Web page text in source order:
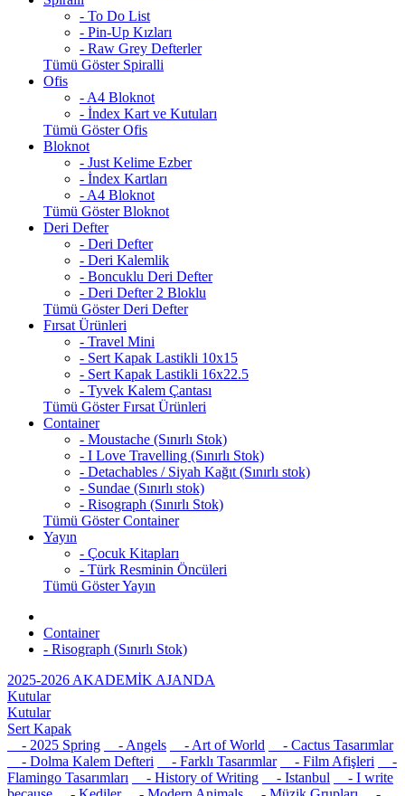
- To Do List
- Pin-Up Kızları
- Raw Grey Defterler
Tümü Göster Spiralli
Ofis
- A4 Bloknot
- İndex Kart ve Kutuları
Tümü Göster Ofis
Bloknot
- Just Kelime Ezber
- İndex Kartları
- A4 Bloknot
Tümü Göster Bloknot
Deri Defter
- Deri Defter
- Deri Kalemlik
- Boncuklu Deri Defter
- Deri Defter 2 Bloklu
Tümü Göster Deri Defter
Fırsat Ürünleri
- Travel Mini
- Sert Kapak Lastikli 10x15
- Sert Kapak Lastikli 16x22.5
- Tyvek Kalem Çantası
Tümü Göster Fırsat Ürünleri
Container
- Moustache (Sınırlı Stok)
- I Love Travelling (Sınırlı Stok)
- Detachables / Siyah Kağıt (Sınırlı stok)
- Sundae (Sınırlı stok)
- Risograph (Sınırlı Stok)
Tümü Göster Container
Yayın
- Çocuk Kitapları
- Türk Resminin Öncüleri
Tümü Göster Yayın
Container
- Risograph (Sınırlı Stok)
2025-2026 AKADEMİK AJANDA
Kutular
Kutular
Sert Kapak
- 2025 Spring
- Angels - Art of World
- Cactus Tasarımlar
- Dolma Kalem Defteri
- Farklı Tasarımlar - Film Afişleri
-
Flamingo Tasarımları
- History of Writing - Istanbul
- I write